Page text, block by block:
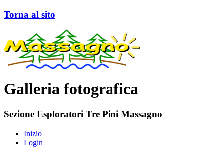
Torna al sito
Galleria fotografica
Sezione Esploratori Tre Pini Massagno
Inizio
Login